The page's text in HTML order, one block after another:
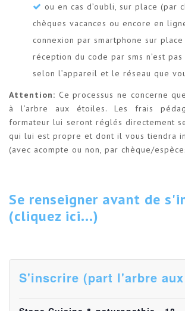
ou en cas d’oubli, sur place (par
chèques vacances ou encore en
connexion par smartphone sur
réception du code par sms n’est
selon l’appareil et le réseau que
Attention: Ce processus ne concerne
à l’arbre aux étoiles. Les frais
formateur lui seront réglés directement
qui lui est propre et dont il vous tiendra
(avec acompte ou non, par chèque/
Se renseigner avant de
(cliquez ici...)
S'inscrire (part l'arbre